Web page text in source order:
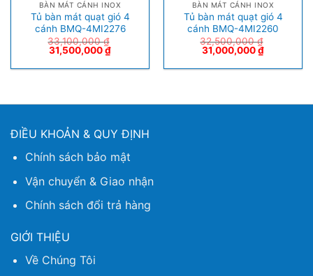
BÀN MÁT CÁNH INOX
Tủ bàn mát quạt gió 4
cánh BMQ-4MI2276
33,100,000₫
31,500,000₫
BÀN MÁT CÁNH INOX
Tủ bàn mát quạt gió 4
cánh BMQ-4MI2260
32,500,000₫
31,000,000₫
ĐIỀU KHOẢN & QUY ĐỊNH
Chính sách bảo mật
Vận chuyển & Giao nhận
Chính sách đổi trả hàng
GIỚI THIỆU
Về Chúng Tôi